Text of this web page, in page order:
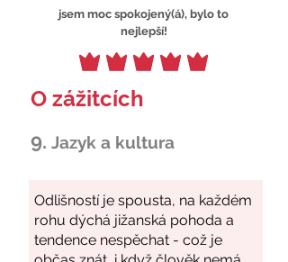
jsem moc spokojený(á), bylo to
nejlepší!
O zážitcích
9. Jazyk a kultura